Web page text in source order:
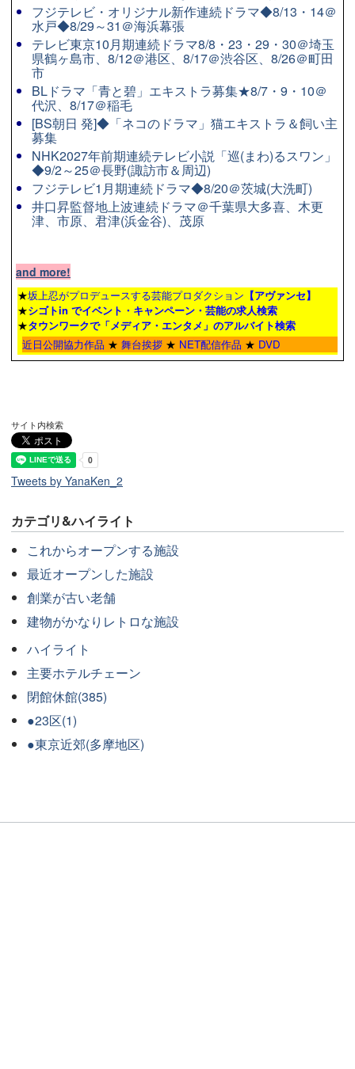
フジテレビ・オリジナル新作連続ドラマ◆8/13・14＠
水戸◆8/29～31＠海浜幕張
テレビ東京10月期連続ドラマ8/8・23・29・30＠埼玉
県鶴ヶ島市、8/12＠港区、8/17＠渋谷区、8/26＠町田
市
BLドラマ「青と碧」エキストラ募集★8/7・9・10＠
代沢、8/17＠稲毛
[BS朝日 発]◆「ネコのドラマ」猫エキストラ＆飼い主
募集
NHK2027年前期連続テレビ小説「巡(まわ)るスワン」
◆9/2～25＠長野(諏訪市＆周辺)
フジテレビ1月期連続ドラマ◆8/20＠茨城(大洗町)
井口昇監督地上波連続ドラマ＠千葉県大多喜、木更
津、市原、君津(浜金谷)、茂原
and more!
★坂上忍がプロデュースする芸能プロダクション 【アヴァンセ】
★シゴトin でイベント・キャンペーン・芸能の求人検索
★タウンワークで「メディア・エンタメ」のアルバイト検索
近日公開協力作品 ★ 舞台挨拶 ★ NET配信作品 ★ DVD
サイト内検索
Tweets by YanaKen_2
カテゴリ&ハイライト
これからオープンする施設
最近オープンした施設
創業が古い老舗
建物がかなりレトロな施設
ハイライト
主要ホテルチェーン
閉館休館(385)
●23区(1)
●東京近郊(多摩地区)